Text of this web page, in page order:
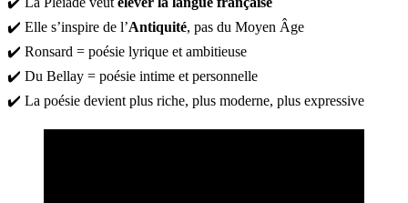
✔️ Elle s’inspire de l’Antiquité, pas du Moyen Âge
✔️ Ronsard = poésie lyrique et ambitieuse
✔️ Du Bellay = poésie intime et personnelle
✔️ La poésie devient plus riche, plus moderne, plus expressive